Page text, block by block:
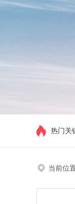
热门关
当前位